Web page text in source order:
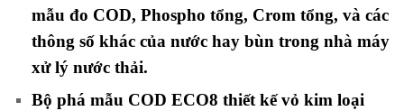
mẫu đo COD, Phospho tổng, Crom tổng, và các
thông số khác của nước hay bùn trong nhà máy
xử lý nước thải.
Bộ phá mẫu COD ECO8 thiết kế vỏ kim loại